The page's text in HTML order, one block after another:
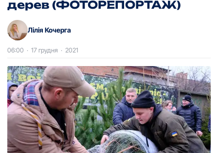
дерев (ФОТОРЕПОРТАЖ)
Лілія Кочерга
06:00 · 17 грудня · 2021